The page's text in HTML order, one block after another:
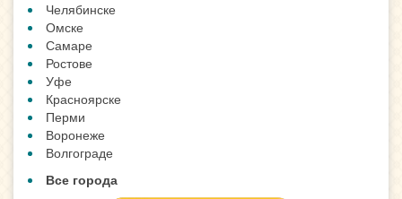
Челябинске
Омске
Самаре
Ростове
Уфе
Красноярске
Перми
Воронеже
Волгограде
Все города